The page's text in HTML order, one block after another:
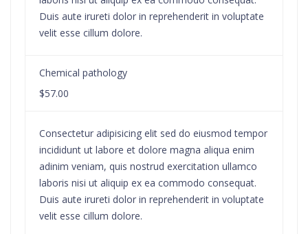
Duis aute irureti dolor in reprehenderit in voluptate
velit esse cillum dolore.
Chemical pathology
$57.00
Consectetur adipisicing elit sed do eiusmod tempor
incididunt ut labore et dolore magna aliqua enim
adinim veniam, quis nostrud exercitation ullamco
laboris nisi ut aliquip ex ea commodo consequat.
Duis aute irureti dolor in reprehenderit in voluptate
velit esse cillum dolore.